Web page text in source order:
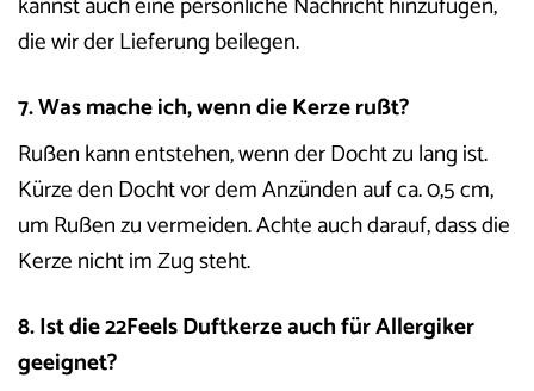
die wir der Lieferung beilegen.
7. Was mache ich, wenn die Kerze rußt?
Rußen kann entstehen, wenn der Docht zu lang ist.
Kürze den Docht vor dem Anzünden auf ca. 0,5 cm,
um Rußen zu vermeiden. Achte auch darauf, dass die
Kerze nicht im Zug steht.
8. Ist die 22Feels Duftkerze auch für Allergiker
geeignet?